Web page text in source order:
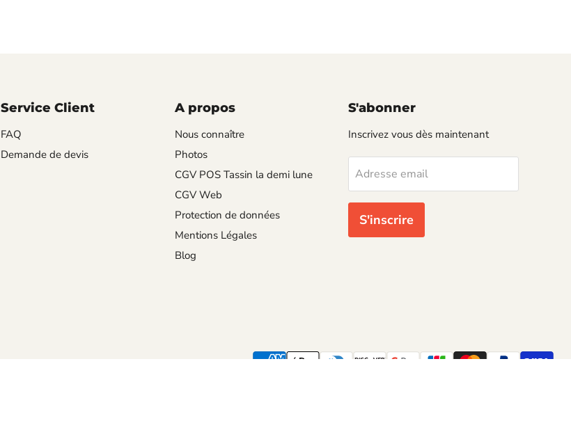
Service Client
FAQ
Demande de devis
A propos
Nous connaître
Photos
CGV POS Tassin la demi lune
CGV Web
Protection de données
Mentions Légales
Blog
S'abonner
Inscrivez vous dès maintenant
Adresse email
S'inscrire